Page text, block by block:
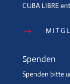
CUBA LIBRE
$
Spenden
Spenden bitte